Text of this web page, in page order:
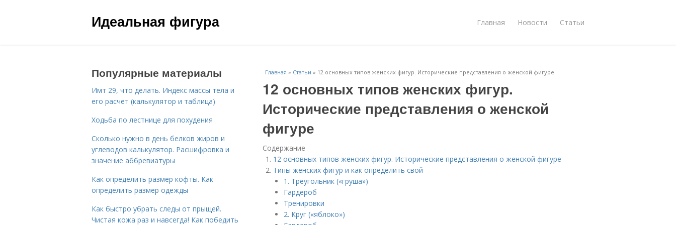
Идеальная фигура Главная Новости Статьи
Главная » Статьи » 12 основных типов женских фигур. Исторические представления о женской фигуре
12 основных типов женских фигур.
Исторические представления о женской
фигуре
Содержание
12 основных типов женских фигур. Исторические представления о женской фигуре
Типы женских фигур и как определить свой
1. Треугольник («груша»)
Гардероб
Тренировки
2. Круг («яблоко»)
Популярные материалы
Имт 29, что делать. Индекс массы тела и
его расчет (калькулятор и таблица)
Ходьба по лестнице для похудения
Сколько нужно в день белков жиров и
углеводов калькулятор. Расшифровка и
значение аббревиатуры
Как определить размер кофты. Как
определить размер одежды
Как быстро убрать следы от прыщей.
Чистая кожа раз и навсегда! Как победить